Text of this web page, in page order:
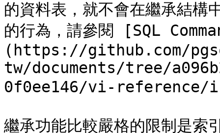
的資料表，就不會在繼承結構
的行為，請參閱 [SQL
(https://github.com/
tw/documents/tree/
0f0ee146/vi-reference/i-
繼承功能比較嚴格的限制是索